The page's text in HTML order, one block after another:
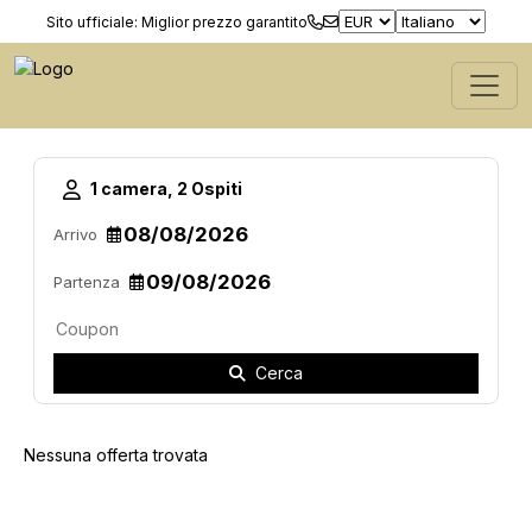
Sito ufficiale: Miglior prezzo garantito
1 camera, 2 Ospiti
Arrivo
Partenza
Cerca
Nessuna offerta trovata